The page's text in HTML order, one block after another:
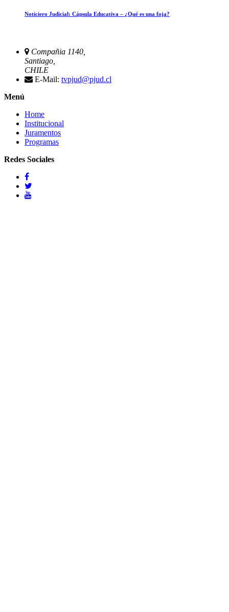
Noticiero Judicial: Cápsula Educativa – ¿Qué es una foja?
Compañia 1140,
Santiago,
CHILE
E-Mail: tvpjud@pjud.cl
Menú
Home
Institucional
Juramentos
Programas
Redes Sociales